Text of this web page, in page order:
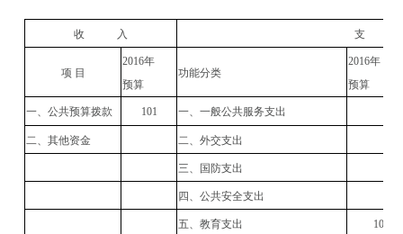
收 入
项 目
2016年
预算
功能分类
2016年
预算
一、公共预算拨款 101 一、一般公共服务支出
二、其他资金 二、外交支出
三、国防支出
四、公共安全支出
五、教育支出 101